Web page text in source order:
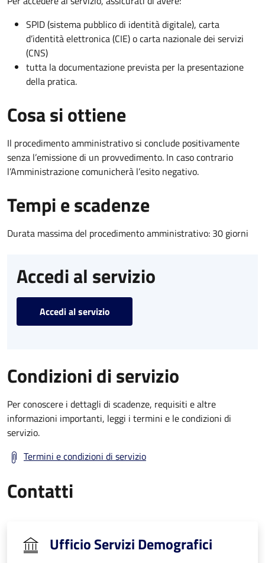
SPID (sistema pubblico di identità digitale), carta
d’identità elettronica (CIE) o carta nazionale dei servizi
(CNS)
tutta la documentazione prevista per la presentazione
della pratica.
Cosa si ottiene
Il procedimento amministrativo si conclude positivamente
senza l’emissione di un provvedimento. In caso contrario
l’Amministrazione comunicherà l’esito negativo.
Tempi e scadenze
Durata massima del procedimento amministrativo: 30 giorni
Accedi al servizio
Accedi al servizio
Condizioni di servizio
Per conoscere i dettagli di scadenze, requisiti e altre
informazioni importanti, leggi i termini e le condizioni di
servizio.
Termini e condizioni di servizio
Contatti
Ufficio Servizi Demografici